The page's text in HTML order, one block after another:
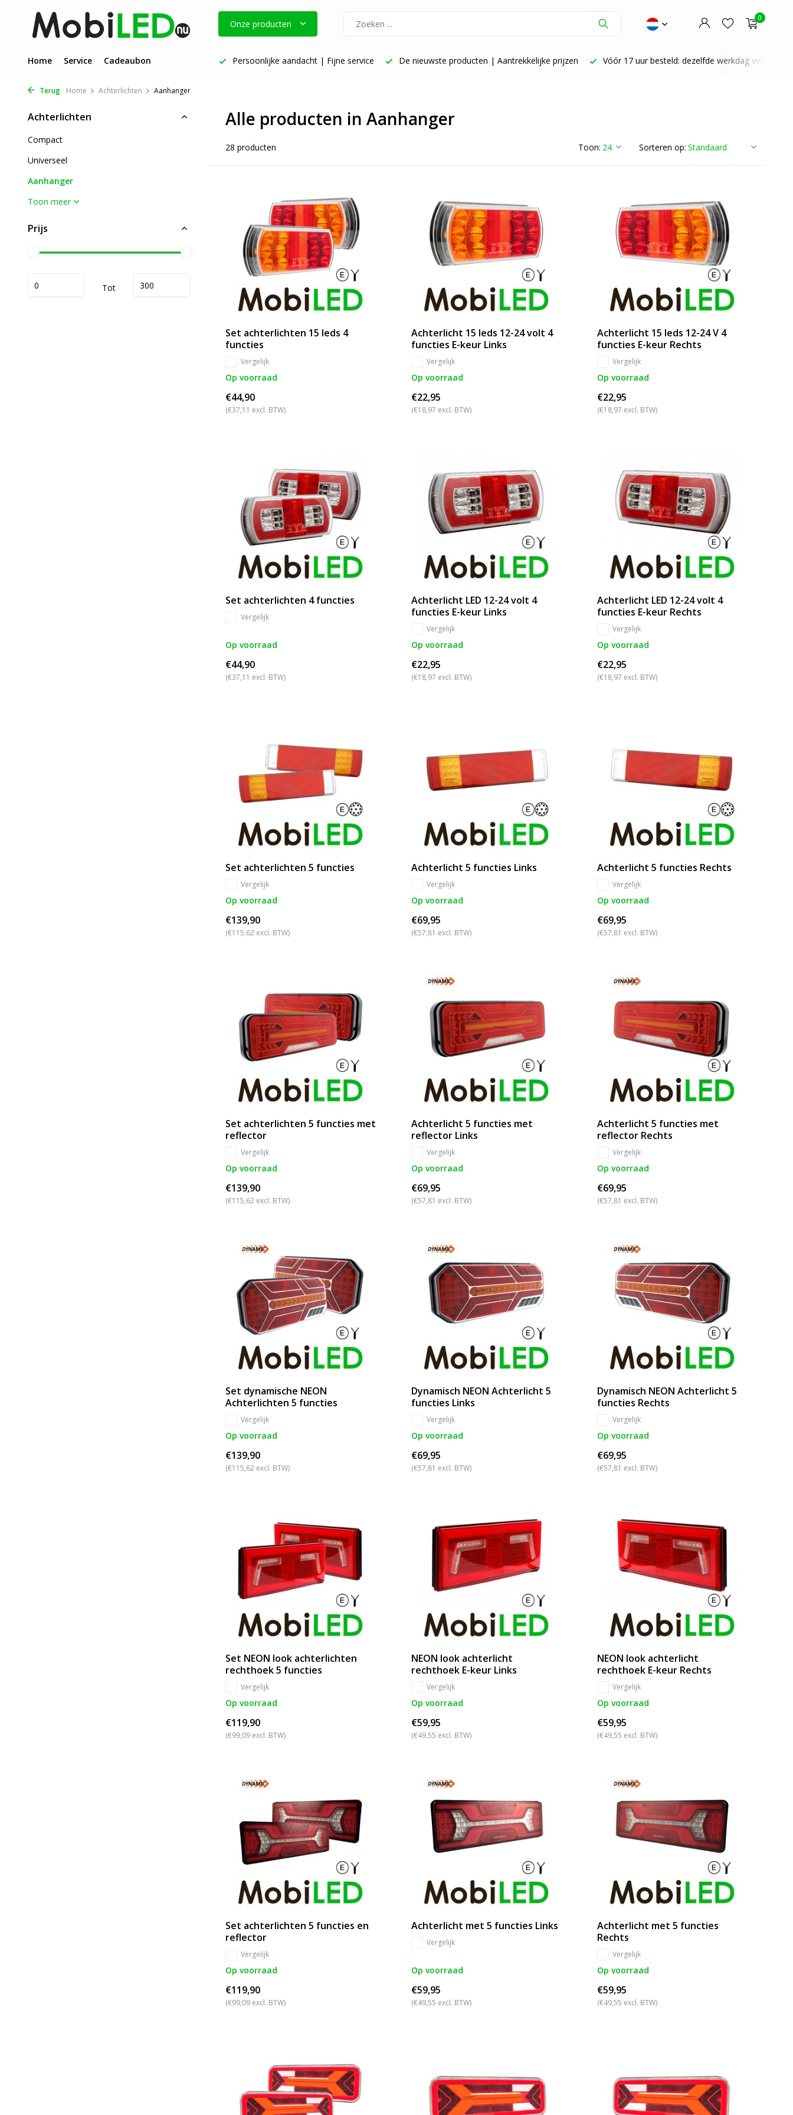
Onze producten
0
Home Service Cadeaubon
Persoonlijke aandacht | Fijne service De nieuwste producten | Aantrekkelijke prijzen Vóór 17 uur besteld: dezelfde werkdag verzonden Persoonlijke aandacht | Fijne service
Terug Home Achterlichten Aanhanger
Achterlichten
Compact
Universeel
Aanhanger
Toon meer
Prijs
Tot
Alle producten in Aanhanger
28 producten Toon: Sorteren op:
Set achterlichten 15 leds 4
functies
Vergelijk
Op voorraad
€44,90
(€37,11 excl. BTW)
Achterlicht 15 leds 12-24 volt 4
functies E-keur Links
Vergelijk
Op voorraad
€22,95
(€18,97 excl. BTW)
Achterlicht 15 leds 12-24 V 4
functies E-keur Rechts
Vergelijk
Op voorraad
€22,95
(€18,97 excl. BTW)
Set achterlichten 4 functies
Vergelijk
Op voorraad
€44,90
(€37,11 excl. BTW)
Achterlicht LED 12-24 volt 4
functies E-keur Links
Vergelijk
Op voorraad
€22,95
(€18,97 excl. BTW)
Achterlicht LED 12-24 volt 4
functies E-keur Rechts
Vergelijk
Op voorraad
€22,95
(€18,97 excl. BTW)
Set achterlichten 5 functies
Vergelijk
Op voorraad
€139,90
(€115,62 excl. BTW)
Achterlicht 5 functies Links
Vergelijk
Op voorraad
€69,95
(€57,81 excl. BTW)
Achterlicht 5 functies Rechts
Vergelijk
Op voorraad
€69,95
(€57,81 excl. BTW)
Set achterlichten 5 functies met
reflector
Vergelijk
Op voorraad
€139,90
(€115,62 excl. BTW)
Achterlicht 5 functies met
reflector Links
Vergelijk
Op voorraad
€69,95
(€57,81 excl. BTW)
Achterlicht 5 functies met
reflector Rechts
Vergelijk
Op voorraad
€69,95
(€57,81 excl. BTW)
Set dynamische NEON
Achterlichten 5 functies
Vergelijk
Op voorraad
€139,90
(€115,62 excl. BTW)
Dynamisch NEON Achterlicht 5
functies Links
Vergelijk
Op voorraad
€69,95
(€57,81 excl. BTW)
Dynamisch NEON Achterlicht 5
functies Rechts
Vergelijk
Op voorraad
€69,95
(€57,81 excl. BTW)
Set NEON look achterlichten
rechthoek 5 functies
Vergelijk
Op voorraad
€119,90
(€99,09 excl. BTW)
NEON look achterlicht
rechthoek E-keur Links
Vergelijk
Op voorraad
€59,95
(€49,55 excl. BTW)
NEON look achterlicht
rechthoek E-keur Rechts
Vergelijk
Op voorraad
€59,95
(€49,55 excl. BTW)
Set achterlichten 5 functies en
reflector
Vergelijk
Op voorraad
€119,90
(€99,09 excl. BTW)
Achterlicht met 5 functies Links
Vergelijk
Op voorraad
€59,95
(€49,55 excl. BTW)
Achterlicht met 5 functies
Rechts
Vergelijk
Op voorraad
€59,95
(€49,55 excl. BTW)